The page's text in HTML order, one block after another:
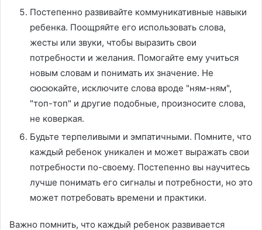
Постепенно развивайте коммуникативные навыки
ребенка. Поощряйте его использовать слова,
жесты или звуки, чтобы выразить свои
потребности и желания. Помогайте ему учиться
новым словам и понимать их значение. Не
сюсюкайте, исключите слова вроде "ням-ням",
"топ-топ" и другие подобные, произносите слова,
не коверкая.
Будьте терпеливыми и эмпатичными. Помните, что
каждый ребенок уникален и может выражать свои
потребности по-своему. Постепенно вы научитесь
лучше понимать его сигналы и потребности, но это
может потребовать времени и практики.
Важно помнить, что каждый ребенок развивается